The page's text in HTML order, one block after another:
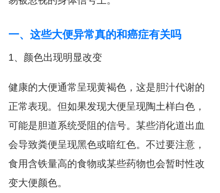
一、这些大便异常真的和癌症有关吗
1、颜色出现明显改变
健康的大便通常呈现黄褐色，这是胆汁代谢的
正常表现。但如果发现大便呈现陶土样白色，
可能是胆道系统受阻的信号。某些消化道出血
会导致粪便呈现黑色或暗红色。不过要注意，
食用含铁量高的食物或某些药物也会暂时性改
变大便颜色。